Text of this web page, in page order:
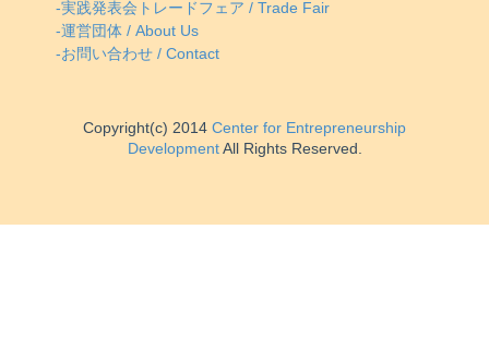
-実践発表会トレードフェア / Trade Fair
-運営団体 / About Us
-お問い合わせ / Contact
Copyright(c) 2014 Center for Entrepreneurship
DevelopmentAll Rights Reserved.